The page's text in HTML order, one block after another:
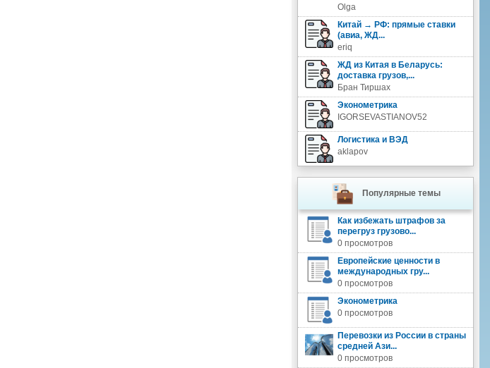
Olga
Китай → РФ: прямые ставки
(авиа, ЖД...
eriq
ЖД из Китая в Беларусь:
доставка грузов,...
Бран Тиршах
Эконометрика
IGORSEVASTIANOV52
Логистика и ВЭД
aklapov
Популярные темы
Как избежать штрафов за
перегруз грузово...
0 просмотров
Европейские ценности в
международных гру...
0 просмотров
Эконометрика
0 просмотров
Перевозки из России в страны
средней Ази...
0 просмотров